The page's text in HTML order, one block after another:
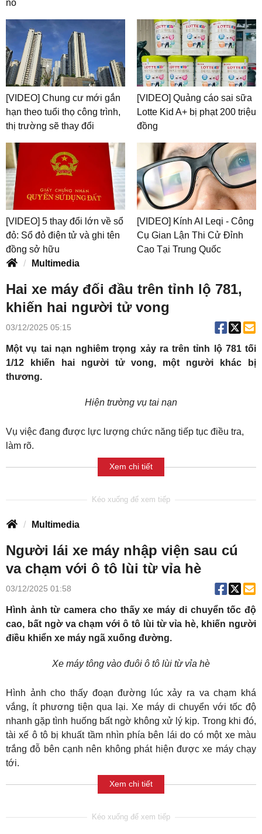
nổ
[VIDEO] Chung cư mới gắn
hạn theo tuổi thọ công trình,
thị trường sẽ thay đổi
[VIDEO] Quảng cáo sai sữa
Lotte Kid A+ bị phạt 200 triệu
đồng
[VIDEO] 5 thay đổi lớn về sổ
đỏ: Sổ đỏ điện tử và ghi tên
đồng sở hữu
[VIDEO] Kính AI Leqi - Công
Cụ Gian Lận Thi Cử Đỉnh
Cao Tại Trung Quốc
Multimedia
Hai xe máy đối đầu trên tỉnh lộ 781,
khiến hai người tử vong
03/12/2025 05:15
Một vụ tai nạn nghiêm trọng xảy ra trên tỉnh lộ 781 tối
1/12 khiến hai người tử vong, một người khác bị
thương.
Hiện trường vụ tai nạn
Vụ việc đang được lực lượng chức năng tiếp tục điều tra,
làm rõ.
Xem chi tiết
Multimedia
Người lái xe máy nhập viện sau cú
va chạm với ô tô lùi từ vỉa hè
03/12/2025 01:58
Hình ảnh từ camera cho thấy xe máy di chuyển tốc độ
cao, bất ngờ va chạm với ô tô lùi từ vỉa hè, khiến người
điều khiển xe máy ngã xuống đường.
Xe máy tông vào đuôi ô tô lùi từ vỉa hè
Hình ảnh cho thấy đoạn đường lúc xảy ra va chạm khá
vắng, ít phương tiện qua lại. Xe máy di chuyển với tốc độ
nhanh gặp tình huống bất ngờ không xử lý kịp. Trong khi đó,
tài xế ô tô bị khuất tầm nhìn phía bên lái do có một xe màu
trắng đỗ bên cạnh nên không phát hiện được xe máy chạy
tới.
Xem chi tiết